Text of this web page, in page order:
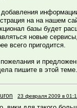
на на нашем
базы будет
новые
всего пригодится.
и
пишите в этой теме.
23 февраля 2009 в